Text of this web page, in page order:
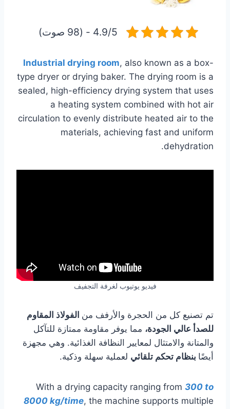
4.9/5 - (98 صوت)
Industrial drying room, also known as a box-
type dryer or drying baker. The drying room is a
sealed, high-efficiency drying system that uses
a heating system combined with hot air
circulation to evenly distribute heated air to the
materials, achieving fast and uniform
dehydration.
فيديو يوتيوب لغرفة التجفيف
تم تصنيع كل من الحجرة والأرفف من الفولاذ المقاوم
للصدأ عالي الجودة، مما يوفر مقاومة ممتازة للتآكل
والمتانة والامتثال لمعايير النظافة الغذائية. وهي مجهزة
أيضًا بنظام تحكم تلقائي لعملية سهلة وذكية.
With a drying capacity ranging from 300 to
8000 kg/time, the machine supports multiple